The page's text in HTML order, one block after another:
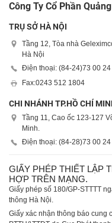
Công Ty Cổ Phần
TRỤ SỞ HÀ NỘI
Tầng 12, Tòa nhà
Hà Nội
Điện thoại: (84-24)73 00
Fax:0243 512 1804
CHI NHÁNH TP.HỒ CHÍ
Tầng 11, Cao ốc 123-127
Minh.
Điện thoại: (84-28)73 00
GIẤY PHÉP THIẾT LẬP
HỢP TRÊN MẠNG.
Giấy phép số 180/GP-STTTT
thông Hà Nội.
Giấy xác nhận thông báo cung